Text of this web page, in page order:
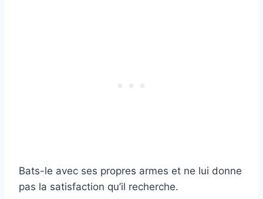
Bats-le avec ses propres armes et ne lui donne
pas la satisfaction qu’il recherche.